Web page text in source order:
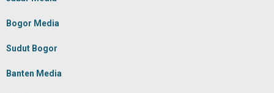
Bogor Media
Sudut Bogor
Banten Media